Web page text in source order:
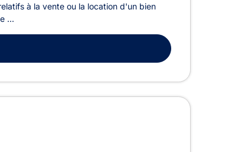
à la vente ou la location d'un bien
...